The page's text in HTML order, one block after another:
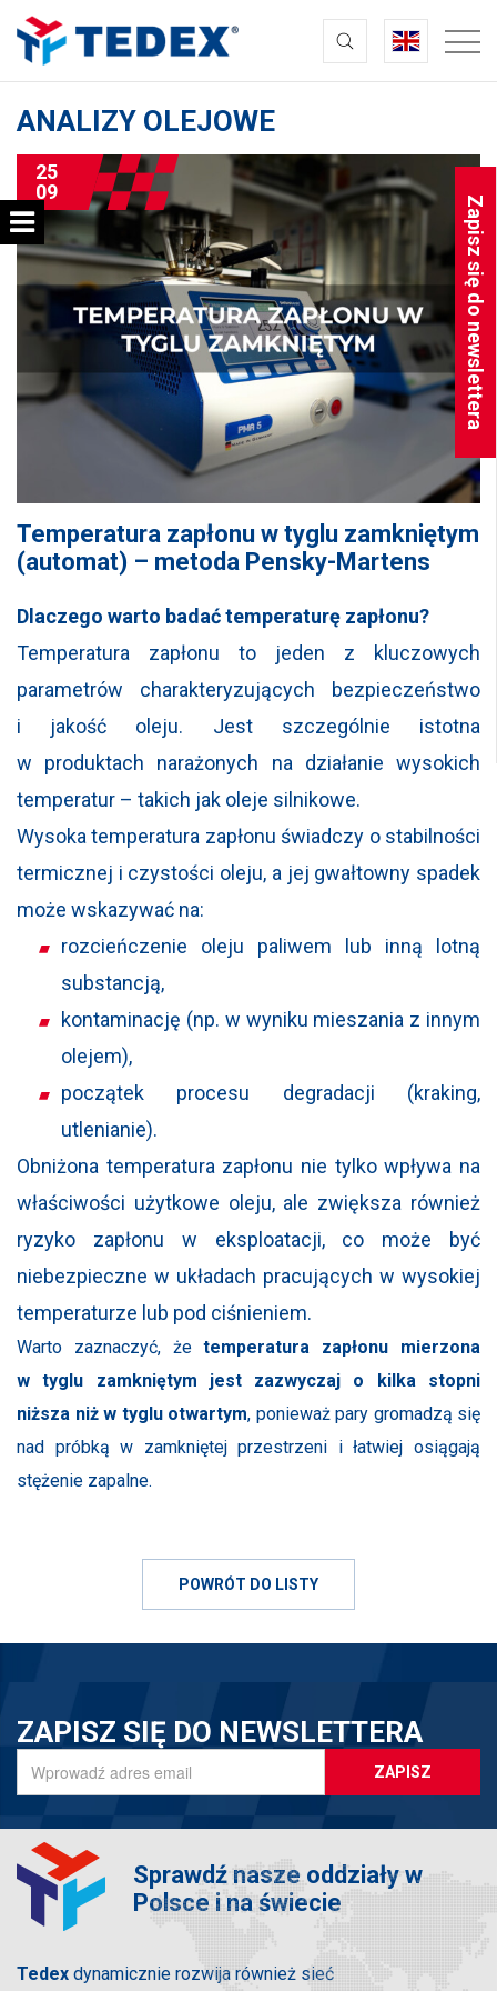
Zapisz się do newslettera
ANALIZY OLEJOWE
25
09
Temperatura zapłonu w tyglu zamkniętym
(automat) – metoda Pensky-Martens
Dlaczego warto badać temperaturę zapłonu?
Temperatura zapłonu to jeden z kluczowych
parametrów charakteryzujących bezpieczeństwo
i jakość oleju. Jest szczególnie istotna
w produktach narażonych na działanie wysokich
temperatur – takich jak oleje silnikowe.
Wysoka temperatura zapłonu świadczy o stabilności
termicznej i czystości oleju, a jej gwałtowny spadek
może wskazywać na:
rozcieńczenie oleju paliwem lub inną lotną
substancją,
kontaminację (np. w wyniku mieszania z innym
olejem),
początek procesu degradacji (kraking,
utlenianie).
Obniżona temperatura zapłonu nie tylko wpływa na
właściwości użytkowe oleju, ale zwiększa również
ryzyko zapłonu w eksploatacji, co może być
niebezpieczne w układach pracujących w wysokiej
temperaturze lub pod ciśnieniem.
Warto zaznaczyć, żetemperatura zapłonu mierzona
w tyglu zamkniętym jest zazwyczaj o kilka stopni
niższa niż w tyglu otwartym, ponieważ pary gromadzą się
nad próbką w zamkniętej przestrzeni i łatwiej osiągają
stężenie zapalne.
POWRÓT DO LISTY
ZAPISZ SIĘ DO NEWSLETTERA
ZAPISZ
Sprawdź nasze oddziały w
Polsce i na świecie
Tedex dynamicznie rozwija również sieć